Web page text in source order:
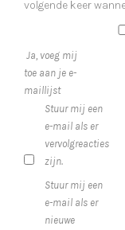
volgende keer
Ja, voeg mij
toe aan je e-
maillijst
Stuur mij een
e-mail als er
vervolgreacties
zijn.
Stuur mij een
e-mail als er
nieuwe